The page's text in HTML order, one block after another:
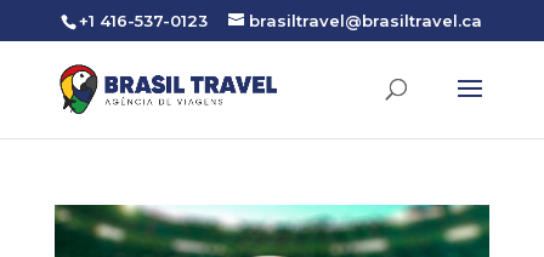
+1 416-537-0123 brasiltravel@brasiltravel.ca